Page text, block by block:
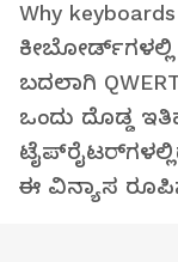
Why
ಕೀಬೋರ್ಡ್‌ಗಳಲ್ಲಿ
ಬದಲಾಗಿ
ಒಂದು ದೊಡ್ಡ
ಈ ವಿನ್ಯಾಸ